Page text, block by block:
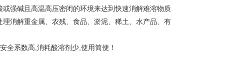
强碱且高温高压密闭的环境来达到快速消解难溶物质
消解重金属、农残、食品、淤泥、稀土、水产品、有
系数高,消耗酸溶剂少,使用简便！